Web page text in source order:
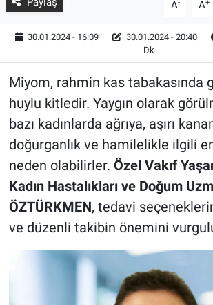
A- A+
30.01.2024 - 16:09 30.01.2024 - 20:40
Dk
Miyom, rahmin kas tabakasında
huylu kitledir. Yaygın olarak
bazı kadınlarda ağrıya, aşırı
doğurganlık ve hamilelikle ilgili
neden olabilirler. Özel Vakıf
Kadın Hastalıkları ve Doğum
ÖZTÜRKMEN, tedavi
ve düzenli takibin önemini